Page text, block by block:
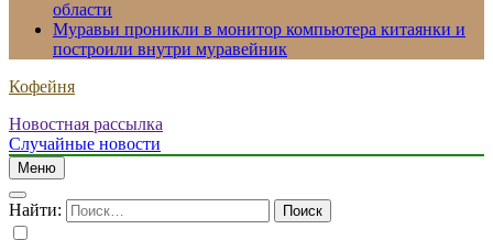
области
Муравьи проникли в монитор компьютера китаянки и
построили внутри муравейник
Кофейня
Новостная рассылка
Случайные новости
Меню
Найти: